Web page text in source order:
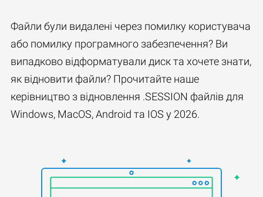
Файли були видалені через помилку користувача
або помилку програмного забезпечення? Ви
випадково відформатували диск та хочете знати,
як відновити файли? Прочитайте наше
керівництво з відновлення .SESSION файлів для
Windows, MacOS, Android та IOS у 2026.